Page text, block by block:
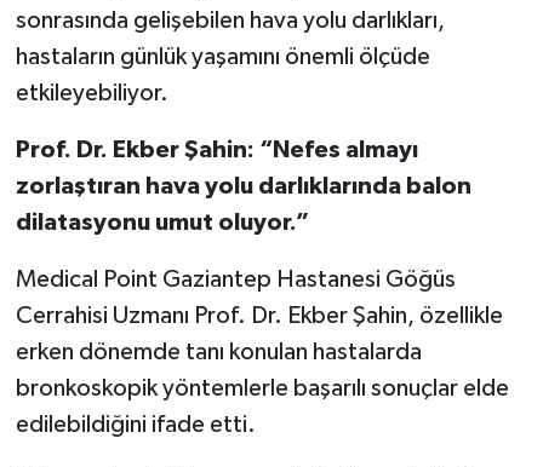
sonrasında gelişebilen hava yolu darlıkları,
hastaların günlük yaşamını önemli ölçüde
etkileyebiliyor.
Prof. Dr. Ekber Şahin: “Nefes almayı
zorlaştıran hava yolu darlıklarında balon
dilatasyonu umut oluyor.”
Medical Point Gaziantep Hastanesi Göğüs
Cerrahisi Uzmanı Prof. Dr. Ekber Şahin, özellikle
erken dönemde tanı konulan hastalarda
bronkoskopik yöntemlerle başarılı sonuçlar elde
edilebildiğini ifade etti.